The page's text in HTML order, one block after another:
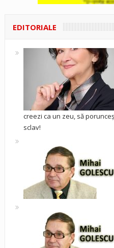
EDITORIALE
creezi ca un zeu, să
sclav!